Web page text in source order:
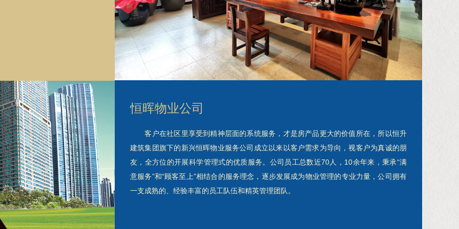
恒晖物业公司
客户在社区里享受到精神层面的系统服务，才是房产品更大的价值所在，所以恒升
建筑集团旗下的新兴恒晖物业服务公司成立以来以客户需求为导向，视客户为真诚的朋
友，全方位的开展科学管理式的优质服务。公司员工总数近70人，10余年来，秉承“满
意服务”和“顾客至上”相结合的服务理念，逐步发展成为物业管理的专业力量，公司拥有
一支成熟的、经验丰富的员工队伍和精英管理团队。